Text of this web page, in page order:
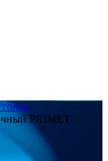
PRIMET